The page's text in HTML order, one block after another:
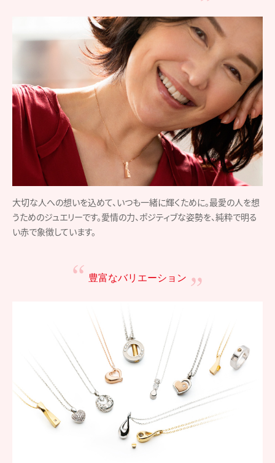
大切な人への想いを込めて、いつも一緒に輝くために。最愛の人を想
うためのジュエリーです。愛情の力、ポジティブな姿勢を、純粋で明る
い赤で象徴しています。
豊富なバリエーション